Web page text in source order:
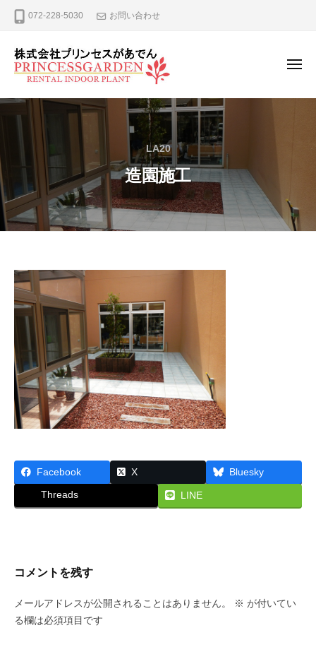
へ
ッ
プ
072-228-5030 お問い合わせ
株
式
会
リ
ン
セ
が
あ
で
ん
観
葉
の
ン
タ
リ
ー
ス
ら
大
阪
・
株
社
プ
リ
が
で
ん
メ
LA20
造園施工
造
園
施
工
2015
年
5
日
by
princess
Facebook X Bluesky
Threads LINE
コメントを残す
メールアドレスが公開されることはありません。 ※ が付いてい
る欄は必須項目です
式
社
プ
ン
セ
あ
ん